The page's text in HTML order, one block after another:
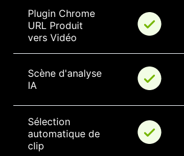
Plugin Chrome
URL Produit
vers Vidéo
Scène d'analyse
IA
Sélection
automatique de
clip